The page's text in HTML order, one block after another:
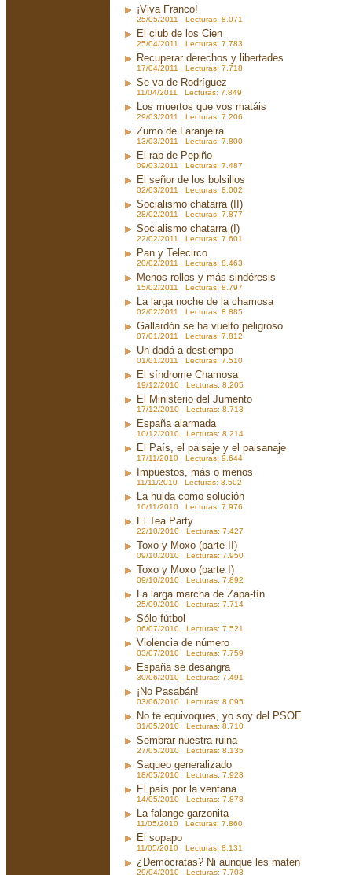
¡Viva Franco!
25/05/2011 Lecturas: 8.071
El club de los Cien
25/04/2011 Lecturas: 7.783
Recuperar derechos y libertades
17/04/2011 Lecturas: 7.718
Se va de Rodríguez
11/04/2011 Lecturas: 7.849
Los muertos que vos matáis
29/03/2011 Lecturas: 7.206
Zumo de Laranjeira
13/03/2011 Lecturas: 7.800
El rap de Pepiño
09/03/2011 Lecturas: 7.487
El señor de los bolsillos
02/03/2011 Lecturas: 8.002
Socialismo chatarra (II)
28/02/2011 Lecturas: 7.877
Socialismo chatarra (I)
22/02/2011 Lecturas: 7.601
Pan y Telecirco
20/02/2011 Lecturas: 8.463
Menos rollos y más sindéresis
15/02/2011 Lecturas: 8.797
La larga noche de la chamosa
02/02/2011 Lecturas: 8.885
Gallardón se ha vuelto peligroso
07/01/2011 Lecturas: 7.812
Un dadá a destiempo
01/01/2011 Lecturas: 7.510
El síndrome Chamosa
19/12/2010 Lecturas: 8.205
El Ministerio del Jumento
17/12/2010 Lecturas: 8.713
España alarmada
10/12/2010 Lecturas: 8.214
El País, el paisaje y el paisanaje
17/11/2010 Lecturas: 9.644
Impuestos, más o menos
11/11/2010 Lecturas: 8.502
La huida como solución
10/11/2010 Lecturas: 7.976
El Tea Party
22/10/2010 Lecturas: 7.427
Toxo y Moxo (parte II)
09/10/2010 Lecturas: 7.950
Toxo y Moxo (parte I)
09/10/2010 Lecturas: 7.892
La larga marcha de Zapa-tín
25/09/2010 Lecturas: 7.714
Sólo fútbol
06/07/2010 Lecturas: 7.521
Violencia de número
03/07/2010 Lecturas: 7.759
España se desangra
30/06/2010 Lecturas: 7.491
¡No Pasabán!
03/06/2010 Lecturas: 8.095
No te equivoques, yo soy del PSOE
31/05/2010 Lecturas: 8.710
Sembrar nuestra ruina
27/05/2010 Lecturas: 8.135
Saqueo generalizado
18/05/2010 Lecturas: 7.928
El país por la ventana
14/05/2010 Lecturas: 7.878
La falange garzonita
11/05/2010 Lecturas: 7.860
El sopapo
11/05/2010 Lecturas: 8.131
¿Demócratas? Ni aunque les maten
29/04/2010 Lecturas: 7.703